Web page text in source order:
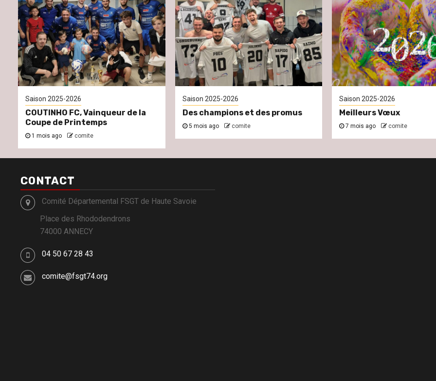
Saison 2025-2026
COUTINHO FC, Vainqueur de la
Coupe de Printemps
1 mois ago comite
Saison 2025-2026
Des champions et des promus
5 mois ago comite
Saison 2025-2026
Meilleurs Vœux
7 mois ago comite
CONTACT
Comité Départemental FSGT de Haute Savoie
Place des Rhododendrons
74000 ANNECY
04 50 67 28 43
comite@fsgt74.org